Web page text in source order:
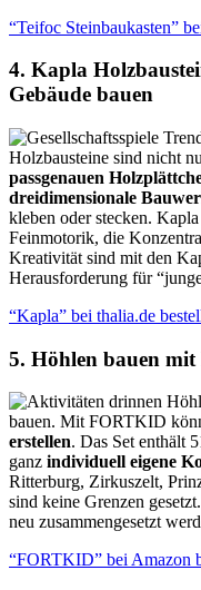
“Teifoc Steinbaukasten”
4. Kapla
Gebäude bauen
Holzbausteine sind nicht
passgenauen
dreidimensionale
kleben oder stecken.
Feinmotorik, die
Kreativität sind mit den
Herausforderung für
“Kapla” bei thalia.de
5. Höhlen bauen
bauen. Mit FORTKID
erstellen. Das Set enthält
ganz individuell eigene
Ritterburg, Zirkuszelt,
sind keine Grenzen
neu zusammengesetzt
“FORTKID” bei Amazon